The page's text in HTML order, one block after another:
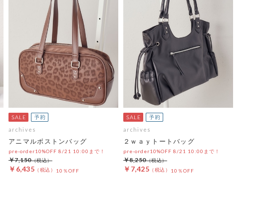
archives
アニマルボストンバッグ
pre-order10%OFF 8/21 10:00まで！
￥6,435 10％OFF
￥7,150
archives
２ｗａｙトートバッグ
pre-order10%OFF 8/21 10:00まで！
￥7,425 10％OFF
￥8,250